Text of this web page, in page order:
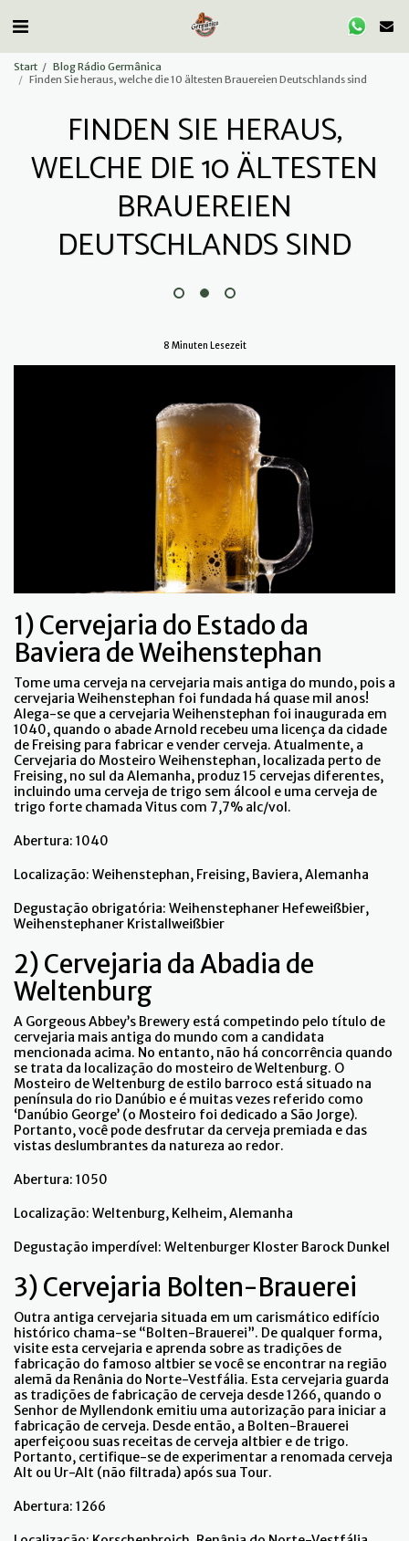
Start
Blog Rádio Germânica
Finden Sie heraus, welche die 10 ältesten Brauereien Deutschlands sind
FINDEN SIE HERAUS,
WELCHE DIE 10 ÄLTESTEN
BRAUEREIEN
DEUTSCHLANDS SIND
8 Minuten Lesezeit
1) Cervejaria do Estado da
Baviera de Weihenstephan
Tome uma cerveja na cervejaria mais antiga do mundo, pois a
cervejaria Weihenstephan foi fundada há quase mil anos!
Alega-se que a cervejaria Weihenstephan foi inaugurada em
1040, quando o abade Arnold recebeu uma licença da cidade
de Freising para fabricar e vender cerveja. Atualmente, a
Cervejaria do Mosteiro Weihenstephan, localizada perto de
Freising, no sul da Alemanha, produz 15 cervejas diferentes,
incluindo uma cerveja de trigo sem álcool e uma cerveja de
trigo forte chamada Vitus com 7,7% alc/vol.
Abertura: 1040
Localização: Weihenstephan, Freising, Baviera, Alemanha
Degustação obrigatória: Weihenstephaner Hefeweißbier,
Weihenstephaner Kristallweißbier
2) Cervejaria da Abadia de
Weltenburg
A Gorgeous Abbey’s Brewery está competindo pelo título de
cervejaria mais antiga do mundo com a candidata
mencionada acima. No entanto, não há concorrência quando
se trata da localização do mosteiro de Weltenburg. O
Mosteiro de Weltenburg de estilo barroco está situado na
península do rio Danúbio e é muitas vezes referido como
‘Danúbio George’ (o Mosteiro foi dedicado a São Jorge).
Portanto, você pode desfrutar da cerveja premiada e das
vistas deslumbrantes da natureza ao redor.
Abertura: 1050
Localização: Weltenburg, Kelheim, Alemanha
Degustação imperdível: Weltenburger Kloster Barock Dunkel
3) Cervejaria Bolten-Brauerei
Outra antiga cervejaria situada em um carismático edifício
histórico chama-se “Bolten-Brauerei”. De qualquer forma,
visite esta cervejaria e aprenda sobre as tradições de
fabricação do famoso altbier se você se encontrar na região
alemã da Renânia do Norte-Vestfália. Esta cervejaria guarda
as tradições de fabricação de cerveja desde 1266, quando o
Senhor de Myllendonk emitiu uma autorização para iniciar a
fabricação de cerveja. Desde então, a Bolten-Brauerei
aperfeiçoou suas receitas de cerveja altbier e de trigo.
Portanto, certifique-se de experimentar a renomada cerveja
Alt ou Ur-Alt (não filtrada) após sua Tour.
Abertura: 1266